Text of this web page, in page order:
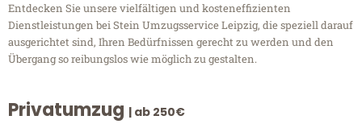
Entdecken Sie unsere vielfältigen und kosteneffizienten
Dienstleistungen bei Stein Umzugsservice Leipzig, die speziell darauf
ausgerichtet sind, Ihren Bedürfnissen gerecht zu werden und den
Übergang so reibungslos wie möglich zu gestalten.
Privatumzug | ab 250€